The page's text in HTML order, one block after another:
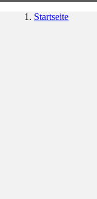
Startseite